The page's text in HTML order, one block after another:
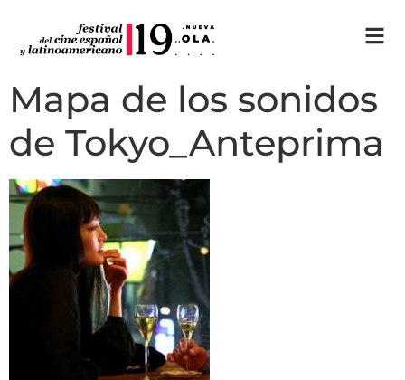
Mapa de los sonidos
de Tokyo_Anteprima